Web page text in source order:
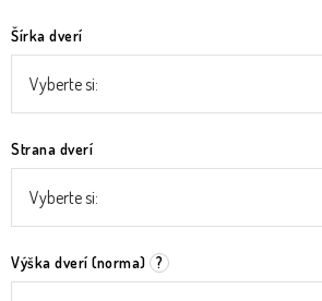
Šírka dverí
Strana dverí
Výška dverí (norma) ?